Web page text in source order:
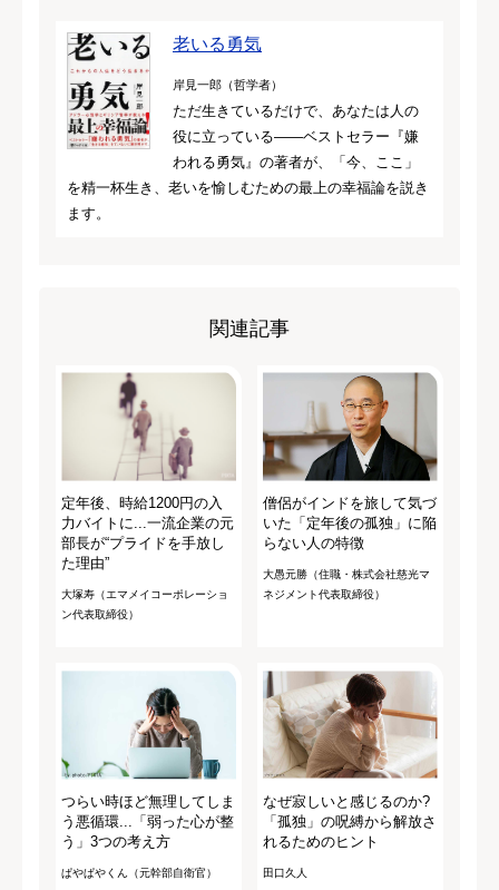
老いる勇気
岸見一郎（哲学者）
ただ生きているだけで、あなたは人の
役に立っている――ベストセラー『嫌
われる勇気』の著者が、「今、ここ」
を精一杯生き、老いを愉しむための最上の幸福論を説き
ます。
関連記事
定年後、時給1200円の入
力バイトに...一流企業の元
部長が“プライドを手放し
た理由”
大塚寿（エマメイコーポレーショ
ン代表取締役）
僧侶がインドを旅して気づ
いた「定年後の孤独」に陥
らない人の特徴
大愚元勝（住職・株式会社慈光マ
ネジメント代表取締役）
つらい時ほど無理してしま
う悪循環...「弱った心が整
う」3つの考え方
ぱやぱやくん（元幹部自衛官）
なぜ寂しいと感じるのか?
「孤独」の呪縛から解放さ
れるためのヒント
田口久人